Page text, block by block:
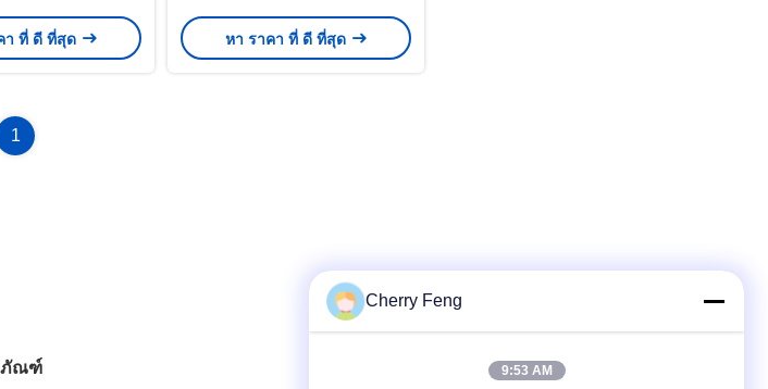
า ที่ ดี ที่สุด
และกระดาษเสียพร้อมลำเลียง
หา ราคา ที่ ดี ที่สุด
1
ภัณฑ์
Cherry Feng
9:53 AM